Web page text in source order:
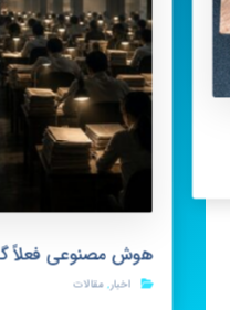
هوش مصنوعی فعلاً
اخبار,مقالات